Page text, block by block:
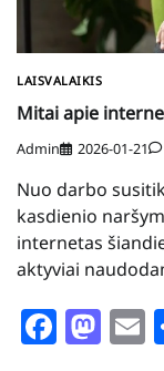
LAISVALAIKIS
Mitai apie
Admin 2026-01-21
Nuo darbo
kasdienio
internetas
aktyviai